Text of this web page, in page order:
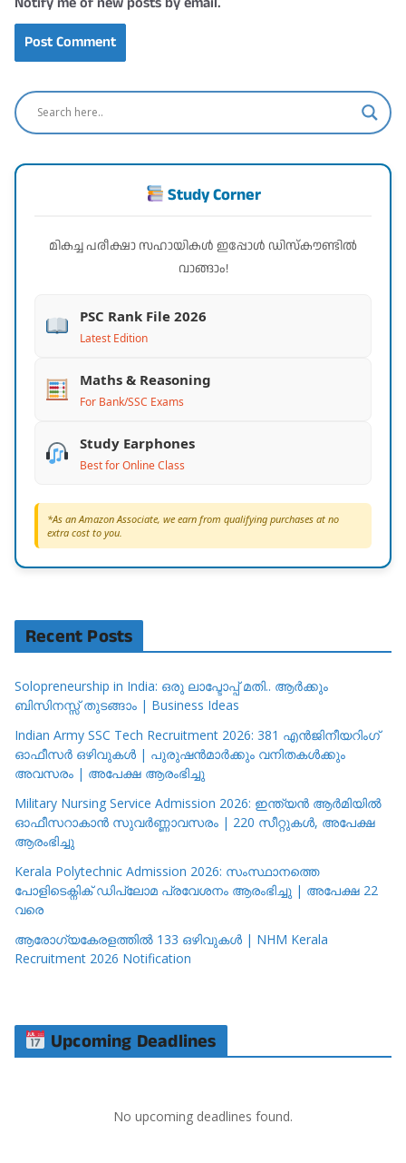
Study Corner
മികച്ച പരീക്ഷാ സഹായികൾ ഇപ്പോൾ ഡിസ്കൗണ്ടിൽ
വാങ്ങാം!
PSC Rank File 2026
Latest Edition
Maths & Reasoning
For Bank/SSC Exams
Study Earphones
Best for Online Class
*As an Amazon Associate, we earn from qualifying purchases at no
extra cost to you.
Recent Posts
Solopreneurship in India: ഒരു ലാപ്ടോപ്പ് മതി.. ആർക്കും
ബിസിനസ്സ് തുടങ്ങാം | Business Ideas
Indian Army SSC Tech Recruitment 2026: 381 എൻജിനീയറിംഗ്
ഓഫീസർ ഒഴിവുകൾ | പുരുഷൻമാർക്കും വനിതകൾക്കും
അവസരം | അപേക്ഷ ആരംഭിച്ചു
Military Nursing Service Admission 2026: ഇന്ത്യൻ ആർമിയിൽ
ഓഫീസറാകാൻ സുവർണ്ണാവസരം | 220 സീറ്റുകൾ, അപേക്ഷ
ആരംഭിച്ചു
Kerala Polytechnic Admission 2026: സംസ്ഥാനത്തെ
പോളിടെക്നിക് ഡിപ്ലോമ പ്രവേശനം ആരംഭിച്ചു | അപേക്ഷ 22
വരെ
ആരോഗ്യകേരളത്തിൽ 133 ഒഴിവുകൾ | NHM Kerala
Recruitment 2026 Notification
Upcoming Deadlines
No upcoming deadlines found.